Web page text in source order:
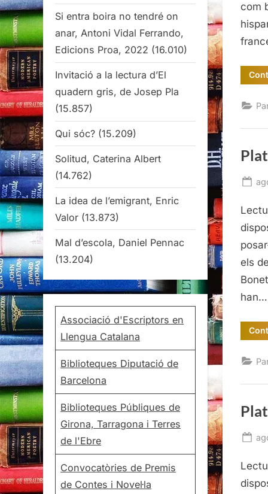
com
els
han…
Si entra boira no tendré on
anar, Antoni Vidal Ferrando,
Edicions Proa, 2022 (16.010)
Invitació a la lectura d’El
quadern gris, de Josep Pla
(15.857)
Qui sóc? (15.209)
Solitud, Caterina Albert
(14.762)
La idea de l’emigrant, Enric
Valor (13.873)
Mal d’escola, Daniel Pennac
(13.204)
Associació d'Escriptors en
Llengua Catalana
Biblioteques Diputació de
Barcelona
Biblioteques Públiques de
Girona, Tarragona i Terres
de l'Ebre
Convocatòries de Premis
de Contes i Novel·la